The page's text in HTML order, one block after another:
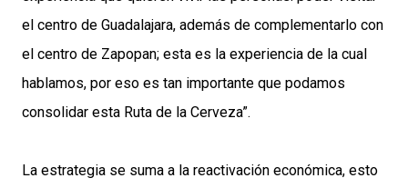
el centro de Guadalajara, además de complementarlo con
el centro de Zapopan; esta es la experiencia de la cual
hablamos, por eso es tan importante que podamos
consolidar esta Ruta de la Cerveza”.
La estrategia se suma a la reactivación económica, esto